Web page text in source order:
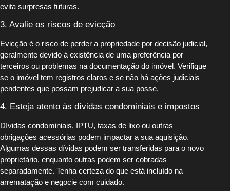
evita surpresas futuras.
3. Avalie os riscos de evicção
Evicção é o risco de perder a propriedade por decisão judicial,
geralmente devido à existência de uma preferência por
terceiros ou problemas na documentação do imóvel. Verifique
se o imóvel tem registros claros e se não há ações judiciais
pendentes que possam prejudicar a sua posse.
4. Esteja atento às dívidas condominiais e impostos
Dívidas condominiais, IPTU, taxas de lixo ou outras
obrigações acessórias podem impactar a sua aquisição.
Algumas dessas dívidas podem ser transferidas para o novo
proprietário, enquanto outras podem ser cobradas
separadamente. Tenha certeza do que está incluído na
arrematação e negocie com cuidado.